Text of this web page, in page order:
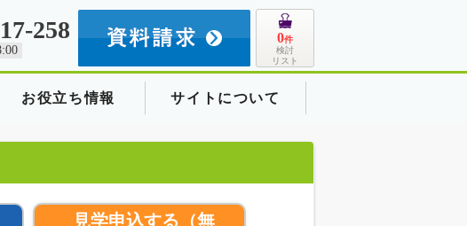
258 0件
検討
リスト
お役立ち情報 サイトについて
見学申込する （無